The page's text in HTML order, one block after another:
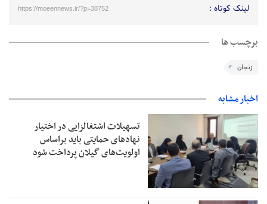
لینک کوتاه : https://moeennews.ir/?p=38752
برچسب ها
زنجان
اخبار مشابه
تسهیلات اشتغالزایی در اختیار
نهادهای حمایتی باید براساس
اولویت‌های گیلان پرداخت شود